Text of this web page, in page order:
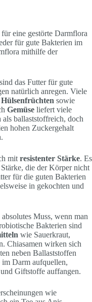
eine gestörte Darmflora
für gute Bakterien im
mithilfe der
das Futter für gute
natürlich anregen. Viele
Hülsenfrüchten sowie
Gemüse liefert viele
ballaststoffreich, doch
hohen Zuckergehalt
mit resistenter Stärke. Es
die der Körper nicht
für die guten Bakterien
in gekochten und
Muss, wenn man
Bakterien sind
wie Sauerkraut,
Chiasamen wirken sich
neben Ballaststoffen
im Darm aufquellen,
Giftstoffe auffangen.
wie